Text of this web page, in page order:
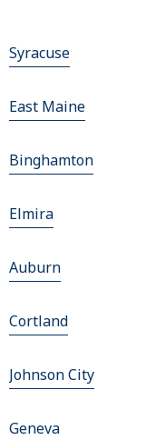
Syracuse
East Maine
Binghamton
Elmira
Auburn
Cortland
Johnson City
Geneva